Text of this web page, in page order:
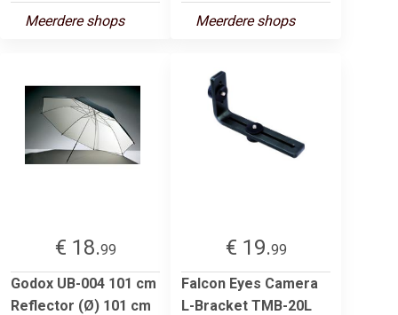
Meerdere shops Meerdere shops
€ 18.99
Godox UB-004 101 cm
Reflector (Ø) 101 cm
€ 19.99
Falcon Eyes Camera
L-Bracket TMB-20L